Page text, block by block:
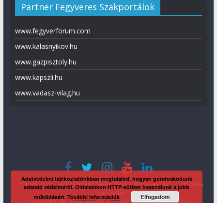
Partner Fegyveres Szakportálok
www.fegyverforum.com
www.kalasnyikov.hu
www.gazpisztoly.hu
www.kapszli.hu
www.vadasz-vilag.hu
Impresszum Adatvédelmi tájékoztató Média ajánlat
Előfizetés
Adatvédelmi tájékoztatónkban megtalálod, hogyan gondoskodunk
adataid védelméről. Oldalainkon HTTP-sütiket használunk a jobb
működésért.További információk Elfogadom